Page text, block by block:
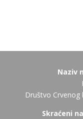
Naziv
Društvo
Skraćeni